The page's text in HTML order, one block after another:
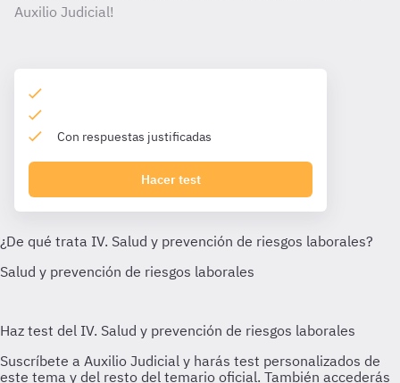
Auxilio Judicial!
Con respuestas justificadas
Hacer test